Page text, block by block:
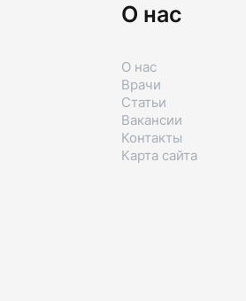
О нас
О нас
Врачи
Статьи
Вакансии
Контакты
Карта сайта